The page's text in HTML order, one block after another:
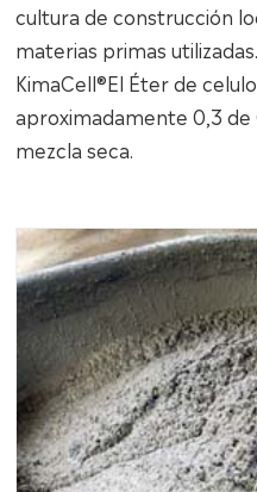
cultura de construcción
materias primas
KimaCell®El Éter de
aproximadamente 0,3
mezcla seca.